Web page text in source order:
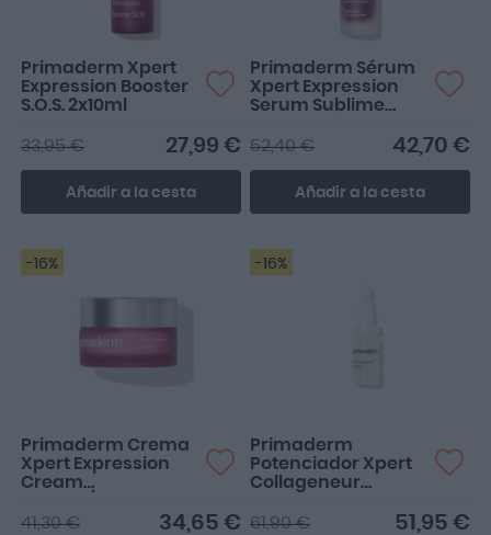
Primaderm Xpert
Expression Booster
S.O.S. 2x10ml
27,99 €
33,95 €
Añadir a la cesta
Primaderm Sérum
Xpert Expression
Serum Sublime
42,70 €
52,40 €
Añadir a la cesta
-16%
Primaderm Crema
Xpert Expression
Cream
34,65 €
41,30 €
-16%
Primaderm
Potenciador Xpert
Collageneur
51,95 €
61,90 €